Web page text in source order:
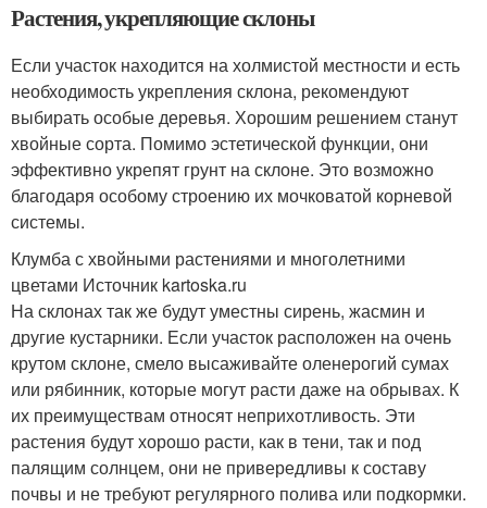
Растения, укрепляющие склоны
Если участок находится на холмистой местности и есть
необходимость укрепления склона, рекомендуют
выбирать особые деревья. Хорошим решением станут
хвойные сорта. Помимо эстетической функции, они
эффективно укрепят грунт на склоне. Это возможно
благодаря особому строению их мочковатой корневой
системы.
Клумба с хвойными растениями и многолетними
цветами Источник kartoska.ru
На склонах так же будут уместны сирень, жасмин и
другие кустарники. Если участок расположен на очень
крутом склоне, смело высаживайте оленерогий сумах
или рябинник, которые могут расти даже на обрывах. К
их преимуществам относят неприхотливость. Эти
растения будут хорошо расти, как в тени, так и под
палящим солнцем, они не привередливы к составу
почвы и не требуют регулярного полива или подкормки.